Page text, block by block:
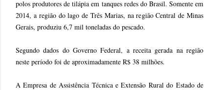
polos produtores de tilápia em tanques redes do Brasil. Somente em
2014, a região do lago de Três Marias, na região Central de Minas
Gerais, produziu 6,7 mil toneladas do pescado.
Segundo dados do Governo Federal, a receita gerada na região
neste período foi de aproximadamente R$ 38 milhões.
A Empresa de Assistência Técnica e Extensão Rural do Estado de